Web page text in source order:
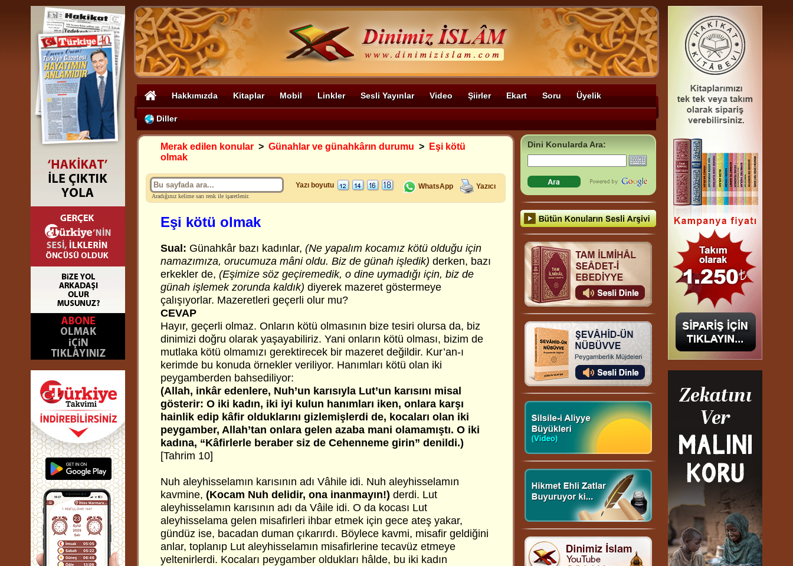
Hakkımızda Kitaplar Mobil Linkler Sesli Yayınlar Video Şiirler Ekart Soru Üyelik
Diller
Merak edilen konular > Günahlar ve günahkârın durumu >
Eşi kötü
olmak
Aradığınız kelime sarı renk ile işaretlenir.
Yazı boyutu WhatsApp Yazıcı
Eşi kötü olmak
Sual: Günahkâr bazı kadınlar, (Ne yapalım kocamız kötü olduğu için
namazımıza, orucumuza mâni oldu. Biz de günah işledik) derken, bazı
erkekler de, (Eşimize söz geçiremedik, o dine uymadığı için, biz de
günah işlemek zorunda kaldık) diyerek mazeret göstermeye
çalışıyorlar. Mazeretleri geçerli olur mu?
CEVAP
Hayır, geçerli olmaz. Onların kötü olmasının bize tesiri olursa da, biz
dinimizi doğru olarak yaşayabiliriz. Yani onların kötü olması, bizim de
mutlaka kötü olmamızı gerektirecek bir mazeret değildir. Kur’an-ı
kerimde bu konuda örnekler veriliyor. Hanımları kötü olan iki
peygamberden bahsediliyor:
(Allah, inkâr edenlere, Nuh’un karısıyla Lut’un karısını misal
gösterir: O iki kadın, iki iyi kulun hanımları iken, onlara karşı
hainlik edip kâfir olduklarını gizlemişlerdi de, kocaları olan iki
peygamber, Allah’tan onlara gelen azaba mani olamamıştı. O iki
kadına, “Kâfirlerle beraber siz de Cehenneme girin” denildi.)
[Tahrim 10]
Nuh aleyhisselamın karısının adı Vâhile idi. Nuh aleyhisselamın
kavmine, (Kocam Nuh delidir, ona inanmayın!) derdi. Lut
aleyhisselamın karısının adı da Vâile idi. O da kocası Lut
aleyhisselama gelen misafirleri ihbar etmek için gece ateş yakar,
gündüz ise, bacadan duman çıkarırdı. Böylece kavmi, misafir geldiğini
anlar, toplanıp Lut aleyhisselamın misafirlerine tecavüz etmeye
yeltenirlerdi. Kocaları peygamber oldukları hâlde, bu iki kadın
Dini Konularda Ara: